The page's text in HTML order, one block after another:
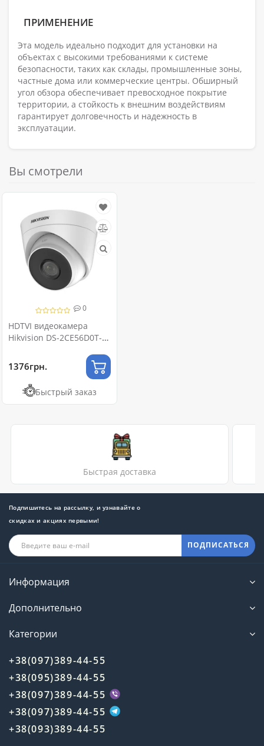
ПРИМЕНЕНИЕ
Эта модель идеально подходит для установки на
объектах с высокими требованиями к системе
безопасности, таких как склады, промышленные зоны,
частные дома или коммерческие центры. Обширный
угол обзора обеспечивает превосходное покрытие
территории, а стойкость к внешним воздействиям
гарантирует долговечность и надежность в
эксплуатации.
Вы смотрели
0
HDTVI видеокамера
Hikvision DS-2CE56D0T-
1376грн.
Быстрый заказ
Быстрая доставка
Подпишитесь на рассылку, и узнавайте о
скидках и акциях первыми!
ПОДПИСАТЬСЯ
Информация
Дополнительно
Категории
+38(097)389-44-55
+38(095)389-44-55
+38(097)389-44-55
+38(097)389-44-55
+38(093)389-44-55